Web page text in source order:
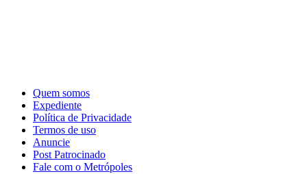
Quem somos
Expediente
Política de Privacidade
Termos de uso
Anuncie
Post Patrocinado
Fale com o Metrópoles